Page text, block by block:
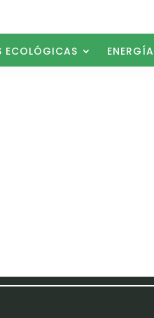
ECOLÓGICAS ENERGÍA